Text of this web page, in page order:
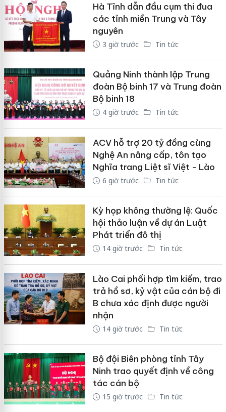
Hà Tĩnh dẫn đầu cụm thi đua
các tỉnh miền Trung và Tây
nguyên
3 giờ trước Tin tức
Quảng Ninh thành lập Trung
đoàn Bộ binh 17 và Trung đoàn
Bộ binh 18
4 giờ trước Tin tức
ACV hỗ trợ 20 tỷ đồng cùng
Nghệ An nâng cấp, tôn tạo
Nghĩa trang Liệt sĩ Việt - Lào
6 giờ trước Tin tức
Kỳ họp không thường lệ: Quốc
hội thảo luận về dự án Luật
Phát triển đô thị
14 giờ trước Tin tức
Lào Cai phối hợp tìm kiếm, trao
trả hồ sơ, kỷ vật của cán bộ đi
B chưa xác định được người
nhận
14 giờ trước Tin tức
Bộ đội Biên phòng tỉnh Tây
Ninh trao quyết định về công
tác cán bộ
15 giờ trước Tin tức